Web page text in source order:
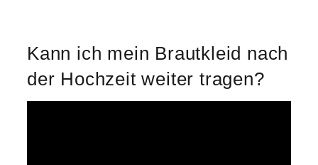
Abendkleider
Kann ich mein Brautkleid nach
der Hochzeit weiter tragen?